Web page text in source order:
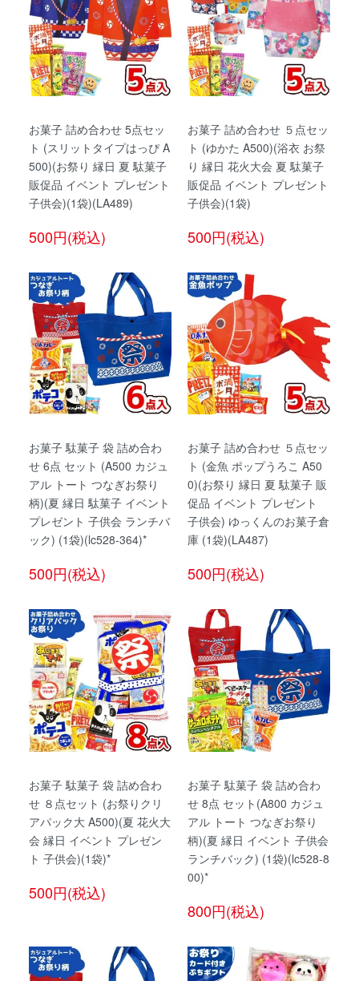
お菓子 詰め合わせ 5点セッ
ト (スリットタイプはっぴ A
500)(お祭り 縁日 夏 駄菓子
販促品 イベント プレゼント
子供会)(1袋)(LA489)
500円(税込)
お菓子 詰め合わせ ５点セッ
ト (ゆかた A500)(浴衣 お祭
り 縁日 花火大会 夏 駄菓子
販促品 イベント プレゼント
子供会)(1袋)
500円(税込)
お菓子 駄菓子 袋 詰め合わ
せ 6点 セット (A500 カジュ
アル トート つなぎお祭り
柄)(夏 縁日 駄菓子 イベント
プレゼント 子供会 ランチバ
ック) (1袋)(lc528-364)*
500円(税込)
お菓子 詰め合わせ ５点セッ
ト (金魚 ポップうろこ A50
0)(お祭り 縁日 夏 駄菓子 販
促品 イベント プレゼント
子供会) ゆっくんのお菓子倉
庫 (1袋)(LA487)
500円(税込)
お菓子 駄菓子 袋 詰め合わ
せ ８点セット (お祭りクリ
アパック大 A500)(夏 花火大
会 縁日 イベント プレゼン
ト 子供会)(1袋)*
500円(税込)
お菓子 駄菓子 袋 詰め合わ
せ 8点 セット(A800 カジュ
アル トート つなぎお祭り
柄)(夏 縁日 イベント 子供会
ランチバック) (1袋)(lc528-8
00)*
800円(税込)